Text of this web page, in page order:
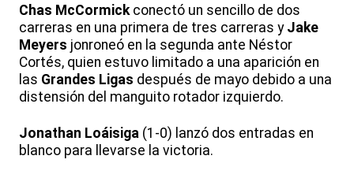
Chas McCormickconectó un sencillo de dos
carreras en una primera de tres carreras y Jake
Meyers jonroneó en la segunda ante Néstor
Cortés, quien estuvo limitado a una aparición en
las Grandes Ligas después de mayo debido a una
distensión del manguito rotador izquierdo.
Jonathan Loáisiga (1-0) lanzó dos entradas en
blanco para llevarse la victoria.